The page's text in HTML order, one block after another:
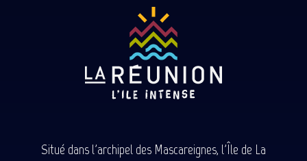
Situé dans l'archipel des Mascareignes, l'Île de La